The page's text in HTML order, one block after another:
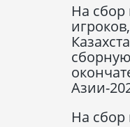
На сбор
Азии-
На сбор